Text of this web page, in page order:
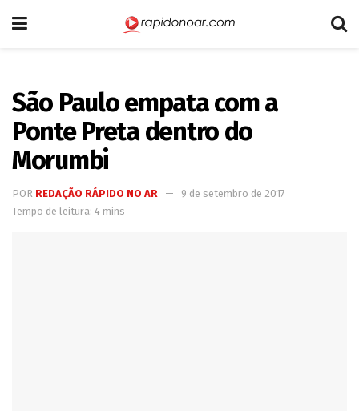
São Paulo empata com a
Ponte Preta dentro do
Morumbi
POR REDAÇÃO RÁPIDO NO AR
9 de setembro de 2017
Tempo de leitura: 4 mins